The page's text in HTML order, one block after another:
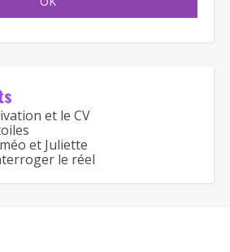
et le CV
et Juliette
le réel